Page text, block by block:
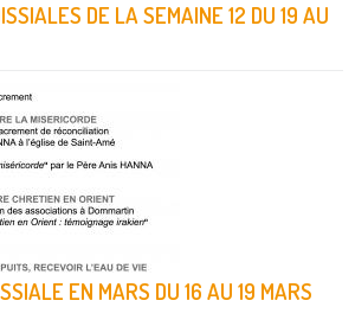
DE LA SEMAINE 12 DU 19 AU
EN MARS DU 16 AU 19 MARS